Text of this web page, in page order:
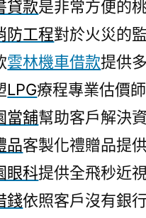
貸款是非常方便的
防工程對於火災的
雲林機車借款提供
LPG療程專業估價
當舖幫助客戶解決
品客製化禮贈品提
眼科提供全飛秒近
錢依照客戶沒有銀